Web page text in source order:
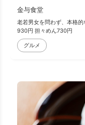
金与食堂
老若男女を問わず、本格
930円 担々めん730円
グルメ